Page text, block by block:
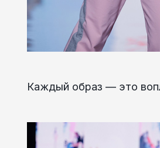
Каждый образ — это